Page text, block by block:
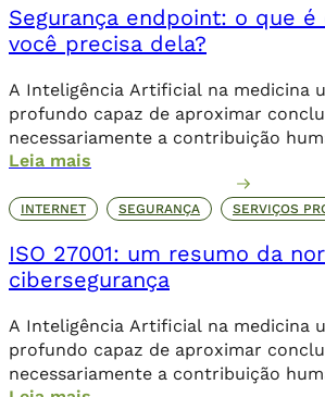
Segurança endpoint: o que
você precisa dela?
A Inteligência Artificial na medicina
profundo capaz de aproximar
necessariamente a contribuição
direta.
Leia mais
INTERNET SEGURANÇA SERVIÇOS
ISO 27001: um resumo da
cibersegurança
A Inteligência Artificial na medicina
profundo capaz de aproximar
necessariamente a contribuição